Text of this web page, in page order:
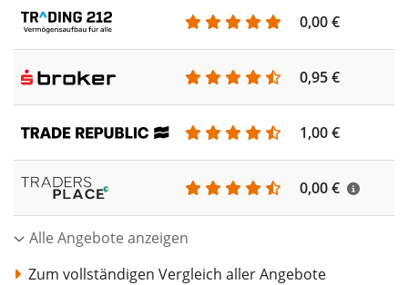
0,00 €
0,95 €
1,00 €
0,00 €
Alle Angebote anzeigen
Zum vollständigen Vergleich aller Angebote